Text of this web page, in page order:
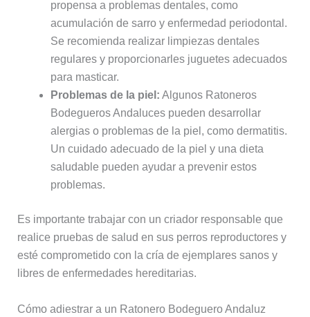
propensa a problemas dentales, como
acumulación de sarro y enfermedad periodontal.
Se recomienda realizar limpiezas dentales
regulares y proporcionarles juguetes adecuados
para masticar.
Problemas de la piel: Algunos Ratoneros
Bodegueros Andaluces pueden desarrollar
alergias o problemas de la piel, como dermatitis.
Un cuidado adecuado de la piel y una dieta
saludable pueden ayudar a prevenir estos
problemas.
Es importante trabajar con un criador responsable que
realice pruebas de salud en sus perros reproductores y
esté comprometido con la cría de ejemplares sanos y
libres de enfermedades hereditarias.
Cómo adiestrar a un Ratonero Bodeguero Andaluz